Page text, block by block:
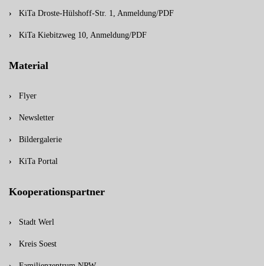
KiTa Droste-Hülshoff-Str. 1, Anmeldung/PDF
KiTa Kiebitzweg 10, Anmeldung/PDF
Material
Flyer
Newsletter
Bildergalerie
KiTa Portal
Kooperationspartner
Stadt Werl
Kreis Soest